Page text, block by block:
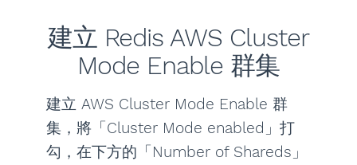
建立 Redis AWS Cluster
Mode Enable 群集
建立 AWS Cluster Mode Enable 群
集，將「Cluster Mode enabled」打
勾，在下方的「Number of Shareds」